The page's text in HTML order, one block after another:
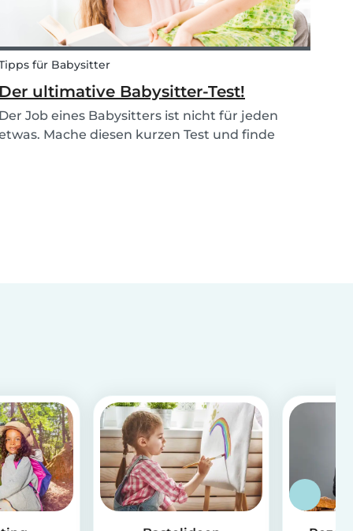
für Babysitter
Der ultimative Babysitter-Test!
Der Job eines Babysitters ist nicht für jeden
Mache diesen kurzen Test und finde